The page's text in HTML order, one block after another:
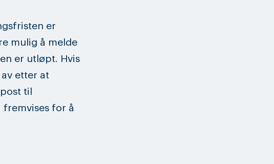
er
mulig å melde
er utløpt. Hvis
etter at
til
for å